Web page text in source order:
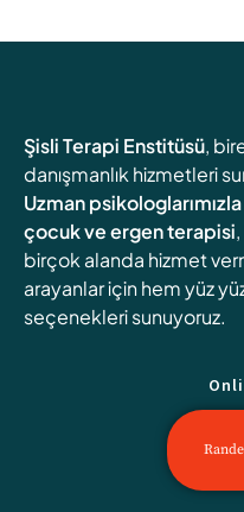
Şisli Terapi Enstitüsü,
danışmanlık hizmetleri
Uzman psikologlarımızla
çocuk ve ergen terapisi,
birçok alanda hizmet
arayanlar için hem yüz
seçenekleri sunuyoruz.